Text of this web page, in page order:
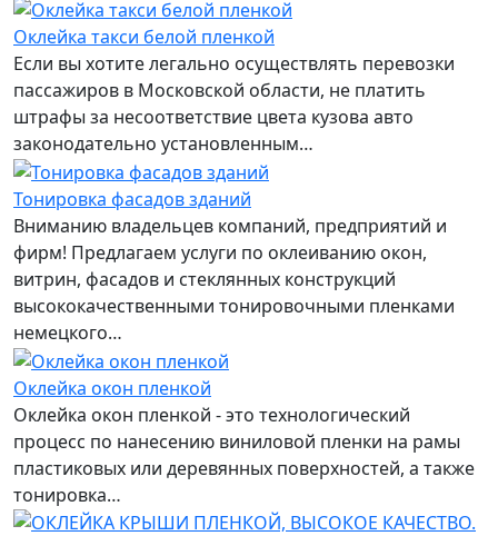
Оклейка такси белой пленкой
Если вы хотите легально осуществлять перевозки
пассажиров в Московской области, не платить
штрафы за несоответствие цвета кузова авто
законодательно установленным…
Тонировка фасадов зданий
Вниманию владельцев компаний, предприятий и
фирм! Предлагаем услуги по оклеиванию окон,
витрин, фасадов и стеклянных конструкций
высококачественными тонировочными пленками
немецкого…
Оклейка окон пленкой
Оклейка окон пленкой - это технологический
процесс по нанесению виниловой пленки на рамы
пластиковых или деревянных поверхностей, а также
тонировка…